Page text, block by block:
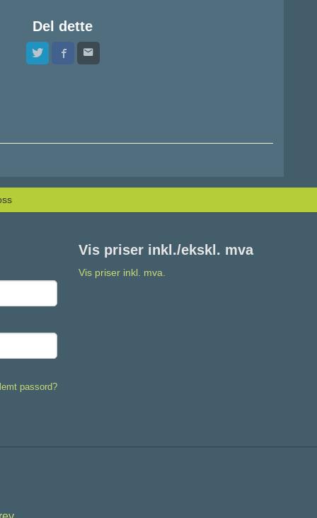
Del dette
passord?
Vis priser inkl./ekskl. mva
Vis priser inkl. mva.